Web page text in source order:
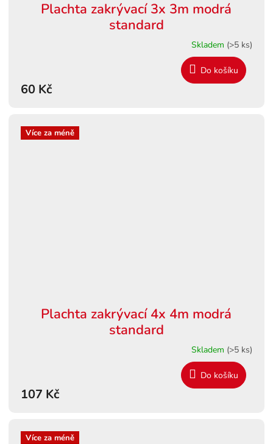
Plachta zakrývací 3x 3m modrá
standard
Skladem (>5 ks)
60 Kč
Do košíku
Více za méně
Plachta zakrývací 4x 4m modrá
standard
Skladem (>5 ks)
107 Kč
Do košíku
Více za méně